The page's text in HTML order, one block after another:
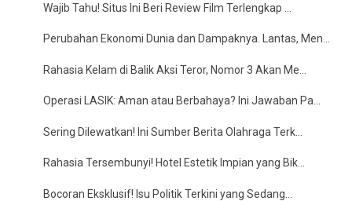
Wajib Tahu! Situs Ini Beri Review Film Terlengkap ...
Perubahan Ekonomi Dunia dan Dampaknya. Lantas, Men...
Rahasia Kelam di Balik Aksi Teror, Nomor 3 Akan Me...
Operasi LASIK: Aman atau Berbahaya? Ini Jawaban Pa...
Sering Dilewatkan! Ini Sumber Berita Olahraga Terk...
Rahasia Tersembunyi! Hotel Estetik Impian yang Bik...
Bocoran Eksklusif! Isu Politik Terkini yang Sedang...